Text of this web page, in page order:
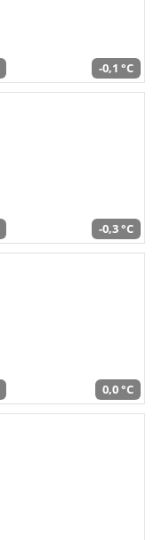
-0,1 °C
-0,3 °C
0,0 °C